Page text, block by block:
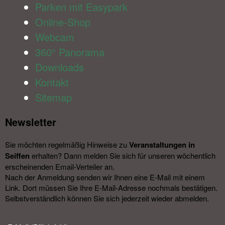
Parken mit Easypark
Online-Shop
Webcam
360° Panorama
Downloads
Kontakt
Sitemap
Newsletter​
Sie möchten regelmäßig Hinweise zu Veranstal­tungen in
Seiffen erhalten? Dann melden Sie sich für unseren wöchentlich
erscheinenden Email-Verteiler an.
Nach der Anmeldung senden wir Ihnen eine E-Mail mit einem
Link. Dort müssen Sie Ihre E-Mail-Adresse nochmals bestätigen.
Selbstverständlich können Sie sich jederzeit wieder abmelden.​